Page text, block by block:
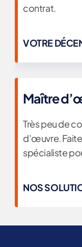
contrat.
VOTRE
Maître
Très peu de
d’œuvre.
spécialiste
NOS